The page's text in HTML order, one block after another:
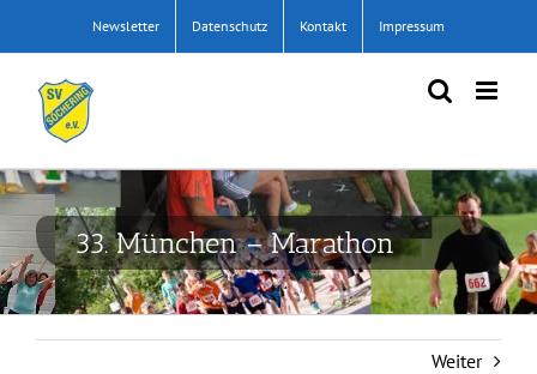
Newsletter Datenschutz Kontakt Impressum
33. München – Marathon
Weiter